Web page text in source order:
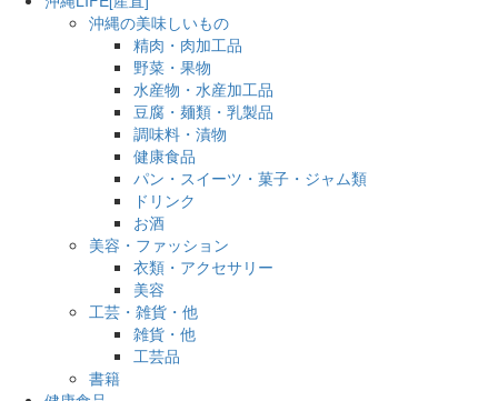
沖縄の美味しいもの
精肉・肉加工品
野菜・果物
水産物・水産加工品
豆腐・麺類・乳製品
調味料・漬物
健康食品
パン・スイーツ・菓子・ジャム類
ドリンク
お酒
美容・ファッション
衣類・アクセサリー
美容
工芸・雑貨・他
雑貨・他
工芸品
書籍